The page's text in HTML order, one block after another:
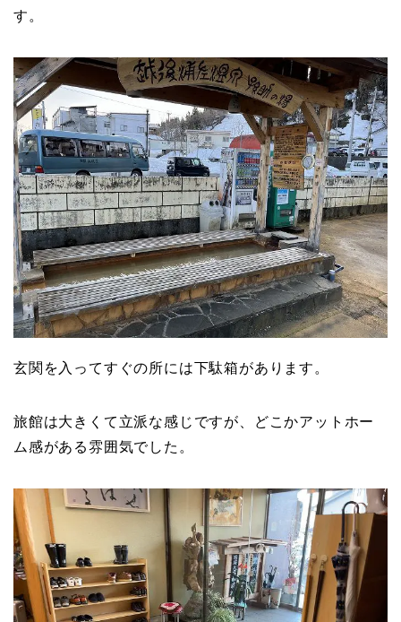
す。
玄関を入ってすぐの所には下駄箱があります。
旅館は大きくて立派な感じですが、どこかアットホー
ム感がある雰囲気でした。